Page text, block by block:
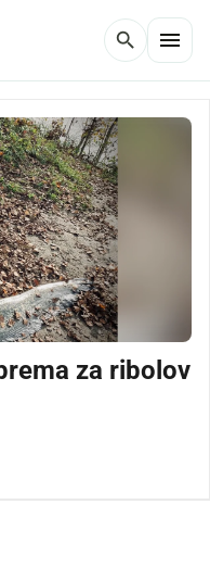
search menu
za ribolov